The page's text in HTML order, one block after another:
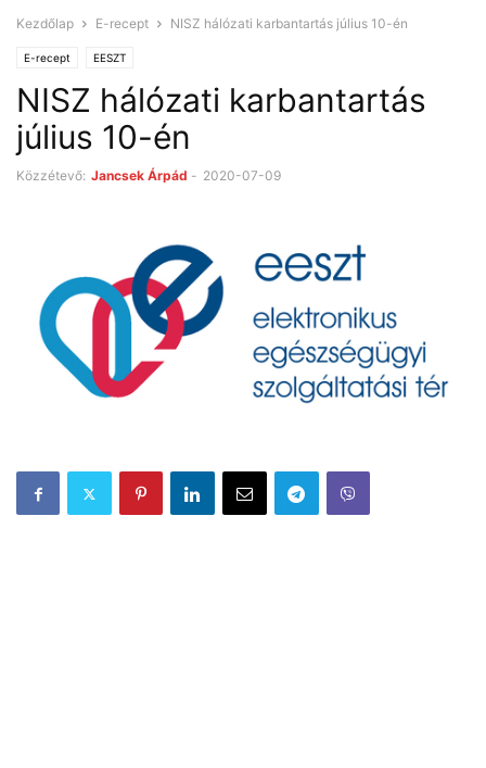
Kezdőlap E-recept NISZ hálózati karbantartás július 10-én
E-recept EESZT
NISZ hálózati karbantartás
július 10-én
Közzétevő: Jancsek Árpád - 2020-07-09